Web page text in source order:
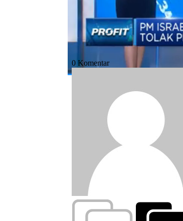
#netanyahu #icc